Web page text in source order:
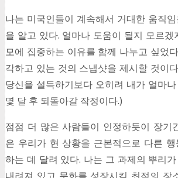
나는 미국인들이 계속해서 거대한 움직
을 알고 있다. 얼마나 도움이 될지 모르겠
모에 집중하는 이유를 함께 나누고 싶었
각하고 있는 것의 스냅샷을 제시할 것이
당신을 설득하기보다 오히려 내가 얼마
몇 달 후 되돌아갈 작정이다.)
점점 더 많은 사람들이 인정하듯이 장기
은 우리가 현 상황을 근본적으로 다른
하는 데 달려 있다. 나는 그 과제의 뿌리
내려져 있고 문화를 성장시킬 최적의 장